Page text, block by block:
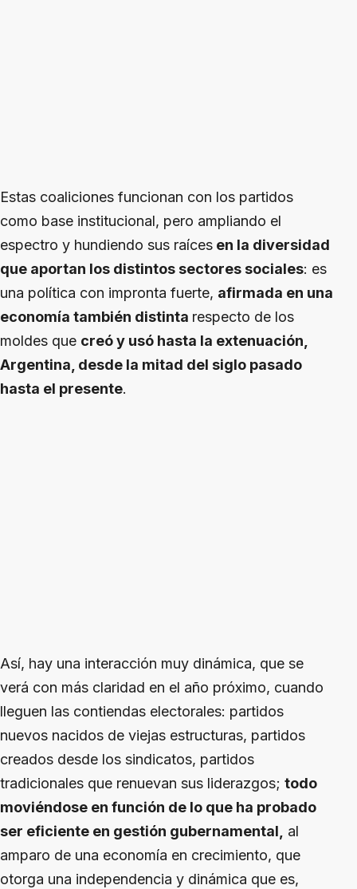
Estas coaliciones funcionan con los partidos
como base institucional, pero ampliando el
espectro y hundiendo sus raíces en la diversidad
que aportan los distintos sectores sociales: es
una política con impronta fuerte, afirmada en una
economía también distinta respecto de los
moldes que creó y usó hasta la extenuación,
Argentina, desde la mitad del siglo pasado
hasta el presente.
Así, hay una interacción muy dinámica, que se
verá con más claridad en el año próximo, cuando
lleguen las contiendas electorales: partidos
nuevos nacidos de viejas estructuras, partidos
creados desde los sindicatos, partidos
tradicionales que renuevan sus liderazgos; todo
moviéndose en función de lo que ha probado
ser eficiente en gestión gubernamental, al
amparo de una economía en crecimiento, que
otorga una independencia y dinámica que es,